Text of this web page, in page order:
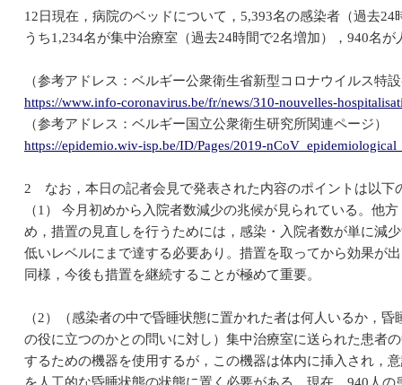
12日現在，病院のベッドについて，5,393名の感染者（過去
うち1,234名が集中治療室（過去24時間で2名増加），940名
（参考アドレス：ベルギー公衆衛生省新型コロナウイルス特
https://www.info-coronavirus.be/fr/news/310-nouvelles-
（参考アドレス：ベルギー国立公衆衛生研究所関連ページ）
https://epidemio.wiv-isp.be/ID/Pages/2019-
2 なお，本日の記者会見で発表された内容のポイントは以下
（1） 今月初めから入院者数減少の兆候が見られている。他
め，措置の見直しを行うためには，感染・入院者数が単に減
低いレベルにまで達する必要あり。措置を取ってから効果が
同様，今後も措置を継続することが極めて重要。
（2）（感染者の中で昏睡状態に置かれた者は何人いるか，
の役に立つのかとの問いに対し）集中治療室に送られた患者
するための機器を使用するが，この機器は体内に挿入され，